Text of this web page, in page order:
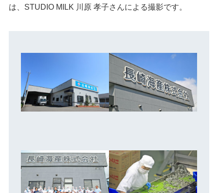
は、STUDIO MILK 川原 孝子さんによる撮影です。